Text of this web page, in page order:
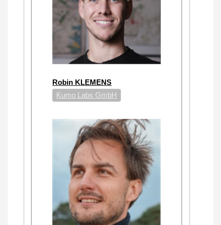
Robin KLEMENS
Kumo Labs GmbH